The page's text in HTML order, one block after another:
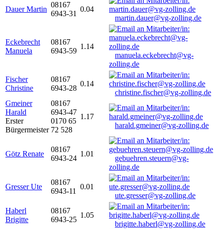
Dauer Martin
08167
6943-31
0.04
martin.dauer@vg-zolling.de
Eckebrecht
Manuela
08167
6943-59
1.14
manuela.eckebrecht@vg-
zolling.de
Fischer
Christine
08167
6943-28
0.14
christine.fischer@vg-zolling.de
Gmeiner
Harald
Erster
Bürgermeister
08167
6943-47
0170 65
72 528
1.17
harald.gmeiner@vg-zolling.de
Götz Renate
08167
6943-24
1.01
gebuehren.steuern@vg-
zolling.de
Gresser Ute
08167
6943-11
0.01
ute.gresser@vg-zolling.de
Haberl
Brigitte
08167
6943-25
1.05
brigitte.haberl@vg-zolling.de